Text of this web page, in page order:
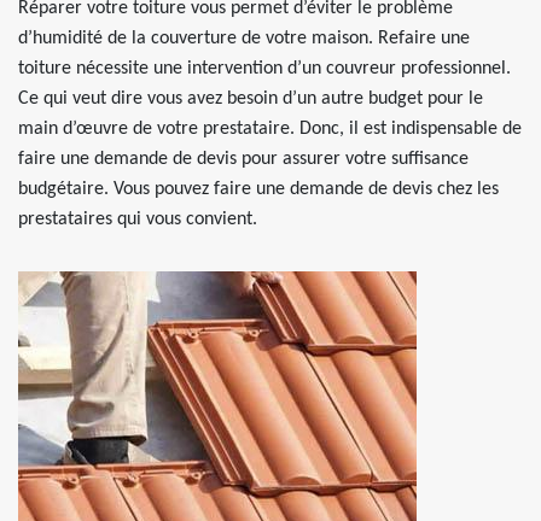
Réparer votre toiture vous permet d’éviter le problème
d’humidité de la couverture de votre maison. Refaire une
toiture nécessite une intervention d’un couvreur professionnel.
Ce qui veut dire vous avez besoin d’un autre budget pour le
main d’œuvre de votre prestataire. Donc, il est indispensable de
faire une demande de devis pour assurer votre suffisance
budgétaire. Vous pouvez faire une demande de devis chez les
prestataires qui vous convient.